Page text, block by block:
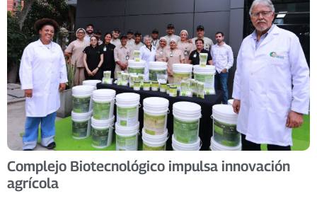
Complejo Biotecnológico impulsa innovación
agrícola